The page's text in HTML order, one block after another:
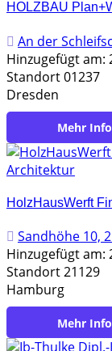
HOLZBAU
An der
Hinzugefügt am:
Standort 01237
Dresden
https://
Architektur
HolzHausWerft
Sandhöhe 10,
Hinzugefügt am:
Standort 21129
Hamburg
https://